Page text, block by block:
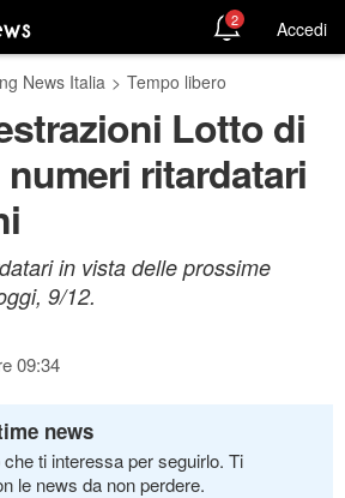
2 Accedi
News Italia > Tempo libero
Lotto di
ritardatari
in vista delle prossime
9/12.
09:34
news
ti interessa per seguirlo. Ti
le news da non perdere.